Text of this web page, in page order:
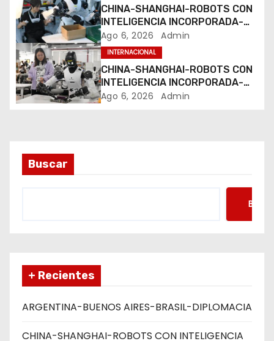
e
n
t
r
CHINA-SHANGHAI-ROBOTS CON
INTELIGENCIA INCORPORADA-
ENTRENAMIENTO
Ago 6, 2026 Admin
INTERNACIONAL
CHINA-SHANGHAI-ROBOTS CON
INTELIGENCIA INCORPORADA-
ENTRENAMIENTO
Ago 6, 2026 Admin
Buscar
+ Recientes
ARGENTINA-BUENOS AIRES-BRASIL-DIPLOMACIA
CHINA-SHANGHAI-ROBOTS CON INTELIGENCIA